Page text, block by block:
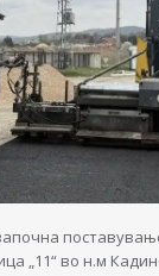
„11“ во н.м